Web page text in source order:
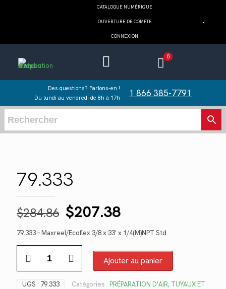
CATALOGUE NUMÉRIQUE
OUVERTURE DE COMPTE
CONNEXION
0
Des questions? Parlons-en !
Du lundi au vendredi de 8h à 17h
1 866 385-7791
79.333
$284.86 Le
prix
initial
était :
$284.86.
$207.38Le
prix
actuel
est :
$207.38.
79.333 – Maxreel/Ecoflex 3/8 x 33′ x 1/4(M)NPT Std
Ajouter au panier
UGS : 79.333 Catégories : PRÉPARATION D'AIR, TUYAUX ET